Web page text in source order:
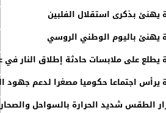
بذكرى استقلال الفلبين
يهنئ باليوم الوطني الروسي
على ملابسات حادثة إطلاق النار في
اجتماعا حكوميا مصغرا لدعم جهود
الطقس شديد الحرارة بالسواحل